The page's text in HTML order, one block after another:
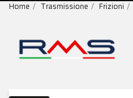
Home Trasmissione Frizioni